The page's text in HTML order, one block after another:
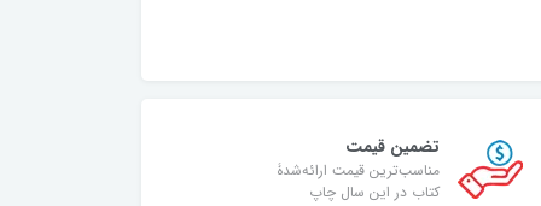
تضمین قیمت
مناسب‌ترین قیمت ارائه‌شدۀ
کتاب در این سال چاپ